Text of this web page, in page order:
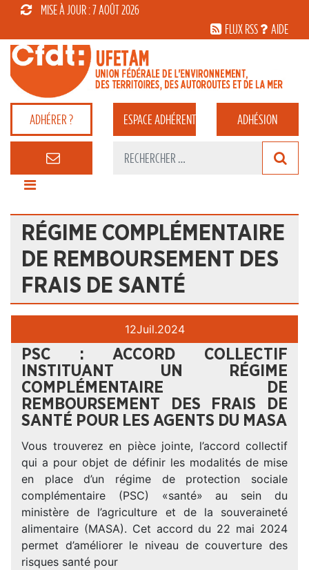
MISE À JOUR : 7 AOÛT 2026
FLUX RSS
AIDE
ADHÉRER ? ESPACEADHÉRENT ADHÉSION
RÉGIME COMPLÉMENTAIRE
DE REMBOURSEMENT DES
FRAIS DE SANTÉ
12Juil.2024
PSC : ACCORD COLLECTIF
INSTITUANT UN RÉGIME
COMPLÉMENTAIRE DE
REMBOURSEMENT DES FRAIS DE
SANTÉ POUR LES AGENTS DU MASA
Vous trouverez en pièce jointe, l’accord collectif
qui a pour objet de définir les modalités de mise
en place d’un régime de protection sociale
complémentaire (PSC) «santé» au sein du
ministère de l’agriculture et de la souveraineté
alimentaire (MASA). Cet accord du 22 mai 2024
permet d’améliorer le niveau de couverture des
risques santé pour